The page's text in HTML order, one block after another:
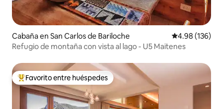
Cabaña en San Carlos de Bariloche Calificación
4.98 (136)
Refugio de montaña con vista al lago - U5 Maitenes
Favorito entre huéspedes preferido
Favorito entre huéspedes